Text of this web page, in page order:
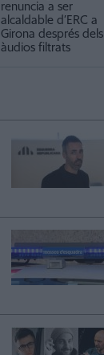
renuncia a ser
alcaldable d’ERC a
Girona després dels
àudios filtrats